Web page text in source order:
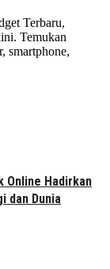
Terbaru,
Temukan
smartphone,
Online Hadirkan
dan Dunia